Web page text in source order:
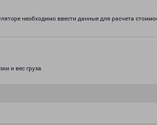
необходимо ввести данные для расчета
и вес груза.